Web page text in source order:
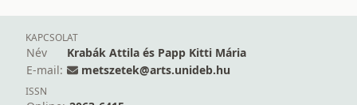
KAPCSOLAT
Név
Krabák Attila és Papp Kitti Mária
E-mail:
metszetek@arts.unideb.hu
ISSN